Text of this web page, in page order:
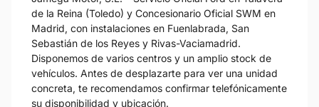
de la Reina (Toledo) y Concesionario Oficial SWM en
Madrid, con instalaciones en Fuenlabrada, San
Sebastián de los Reyes y Rivas-Vaciamadrid.
Disponemos de varios centros y un amplio stock de
vehículos. Antes de desplazarte para ver una unidad
concreta, te recomendamos confirmar telefónicamente
su disponibilidad y ubicación.